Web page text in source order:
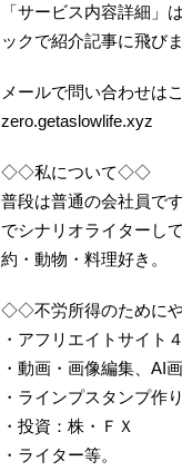
「サービス内容詳細」
ックで紹介記事に飛びま
メールで問い合わせは
zero.getaslowlife.xyz
◇◇私について◇◇
普段は普通の会社員で
でシナリオライターし
約・動物・料理好き。
◇◇不労所得のために
・アフリエイトサイト
・動画・画像編集、AI
・ラインプスタンプ作り
・投資：株・ＦＸ
・ライター等。